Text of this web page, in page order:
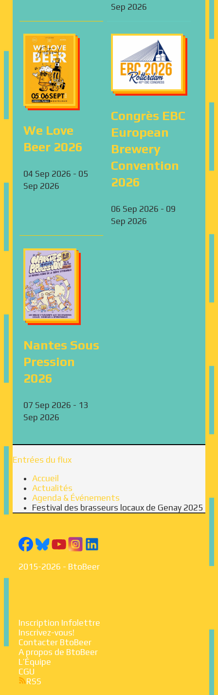
Sep 2026
We Love
Beer 2026
04 Sep 2026 - 05
Sep 2026
Congrès EBC
European
Brewery
Convention
2026
06 Sep 2026 - 09
Sep 2026
Nantes Sous
Pression
2026
07 Sep 2026 - 13
Sep 2026
Entrées du flux
Accueil
Actualités
Agenda & Événements
Festival des brasseurs locaux de Genay 2025
2015-2026 - BtoBeer
Inscription Infolettre
Inscrivez-vous!
Contacter BtoBeer
A propos de BtoBeer
L’Équipe
CGU
RSS